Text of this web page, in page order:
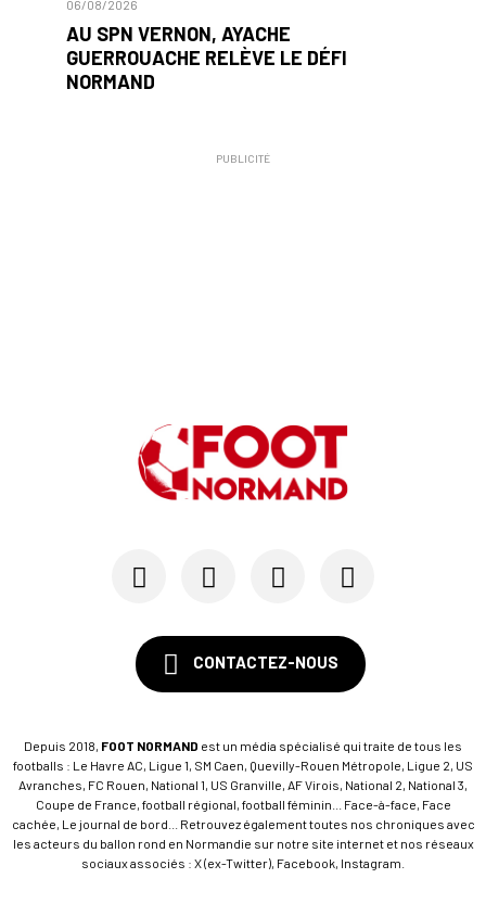
06/08/2026
AU SPN VERNON, AYACHE
GUERROUACHE RELÈVE LE DÉFI
NORMAND
PUBLICITÉ
CONTACTEZ-NOUS
Depuis 2018, FOOT NORMAND est un média spécialisé qui traite de tous les
footballs : Le Havre AC, Ligue 1, SM Caen, Quevilly-Rouen Métropole, Ligue 2, US
Avranches, FC Rouen, National 1, US Granville, AF Virois, National 2, National 3,
Coupe de France, football régional, football féminin... Face-à-face, Face
cachée, Le journal de bord... Retrouvez également toutes nos chroniques avec
les acteurs du ballon rond en Normandie sur notre site internet et nos réseaux
sociaux associés : X (ex-Twitter), Facebook, Instagram.